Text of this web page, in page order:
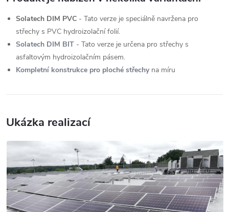
Solatech DIM PVC - Tato verze je speciálně navržena pro
střechy s PVC hydroizolační folií.
Solatech DIM BIT - Tato verze je určena pro střechy s
asfaltovým hydroizolačním pásem.
Kompletní konstrukce pro ploché střechyna míru
Ukázka realizací